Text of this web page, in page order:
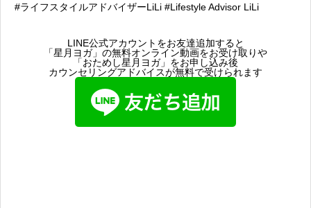
#ライフスタイルアドバイザーLiLi #Lifestyle Advisor LiLi
LINE公式アカウントをお友達追加すると
「星月ヨガ」の無料オンライン動画をお受け取りや
「おためし星月ヨガ」をお申し込み後
カウンセリングアドバイスが無料で受けられます